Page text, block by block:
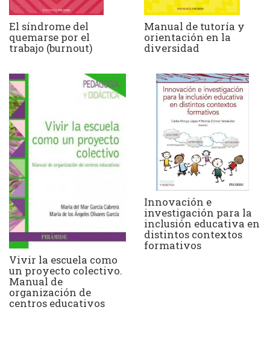
El síndrome del
quemarse por el
trabajo (burnout)
Manual de tutoría y
orientación en la
diversidad
Vivir la escuela como
un proyecto colectivo.
Manual de
organización de
centros educativos
Innovación e
investigación para la
inclusión educativa en
distintos contextos
formativos